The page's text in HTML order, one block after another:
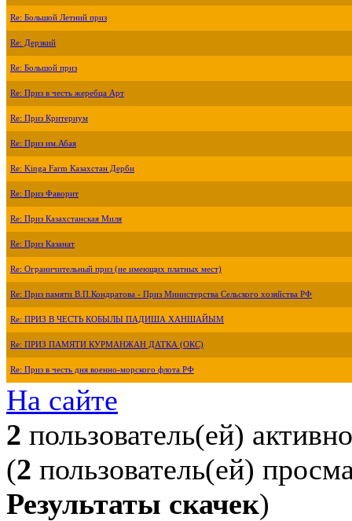
Re: Большой Летний приз
Re: Дерзкий
Re: Большой приз
Re: Приз в честь жеребца Арт
Re: Приз Критериум
Re: Приз им.Абая
Re: Kinga Farm Казахстан Дерби
Re: Приз Фаворит
Re: Приз Казахстанская Миля
Re: Приз Казанат
Re: Ограничительный приз (не имеющих платных мест)
Re: Приз памяти В.П.Кондратова - Приз Министерства Сельского хозяйства РФ
Re: ПРИЗ В ЧЕСТЬ КОБЫЛЫ ПАДИША ХАНШАЙЫМ
Re: ПРИЗ ПАМЯТИ КУРМАНЖАН ДАТКА (ОКС)
Re: Приз в честь дня военно-морского флота РФ
На сайте
2 пользователь(ей) активно
(2 пользователь(ей)
Результаты скачек)